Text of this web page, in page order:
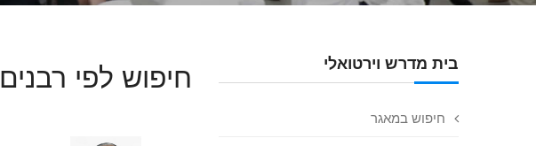
בית מדרש וירטואלי
חיפוש במאגר
חיפוש לפי רבנים